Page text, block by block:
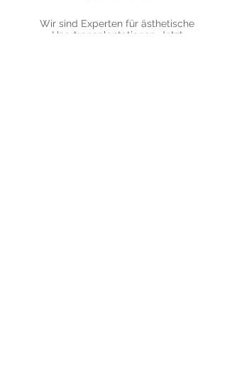
Wir sind Experten für ästhetische
Haartransplantationen. Jetzt